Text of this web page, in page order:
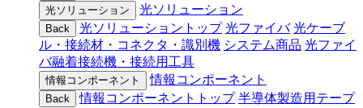
光ソリューション 光ソリューション
Back 光ソリューショントップ 光ファイバ 光ケーブ
ル・接続材・コネクタ・識別機 システム商品 光ファイ
バ融着接続機・接続用工具
情報コンポーネント 情報コンポーネント
Back 情報コンポーネントトップ 半導体製造用テープ